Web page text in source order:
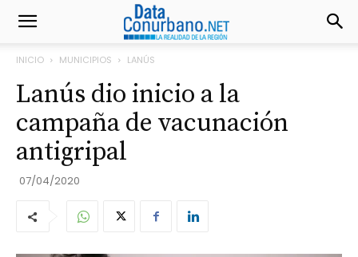
INICIO MUNICIPIOS LANÚS
Lanús dio inicio a la
campaña de vacunación
antigripal
07/04/2020